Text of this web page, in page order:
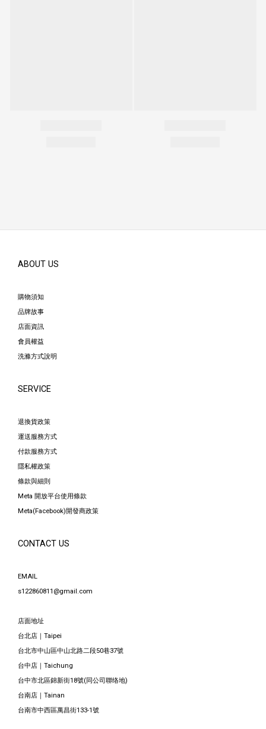
ABOUT US
購物須知
品牌故事
店面資訊
會員權益
洗滌方式說明
SERVICE
退換貨政策
運送服務方式
付款服務方式
隱私權政策
條款與細則
Meta 開放平台使用條款
Meta(Facebook)開發商政策
CONTACT US
EMAIL
s122860811@gmail.com
店面地址
台北店｜Taipei
台北市中山區中山北路二段50巷37號
台中店｜Taichung
台中市北區錦新街18號(同公司聯络地)
台南店｜Tainan
台南市中西區萬昌街133-1號